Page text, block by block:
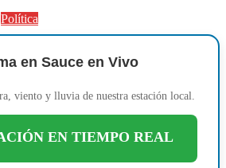
Política
en Sauce en Vivo
viento y lluvia de nuestra estación local.
EN TIEMPO REAL